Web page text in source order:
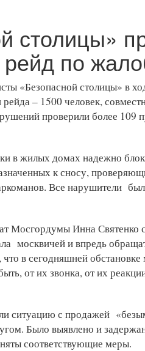
столицы»
рейд по
«Безопасной столицы» в
– 1500 человек,
проверили более 109
в жилых домах надежно
к сносу,
Все нарушители
Мосгордумы Инна
москвичей и впредь
в сегодняшней
от их звонка, от их
ситуацию с продажей
Было выявлено и
соответствующие меры.